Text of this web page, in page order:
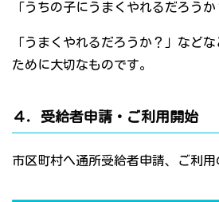
「うちの子にうまくやれるだろうか
「うまくやれるだろうか？」など
ために大切なものです。
４．受給者申請・ご利用開始
市区町村へ通所受給者申請、ご利用